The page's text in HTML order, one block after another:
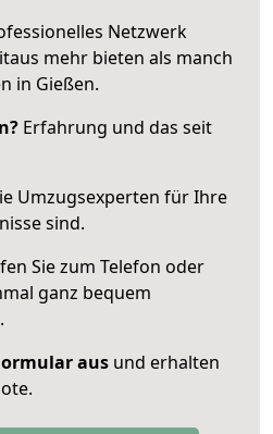
Netzwerk
mehr bieten als manch
in Gießen.
Erfahrung und das seit
Umzugsexperten für Ihre
sind.
Sie zum Telefon oder
ganz bequem
aus und erhalten